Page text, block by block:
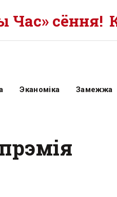
сёння!
Эканоміка Замежжа